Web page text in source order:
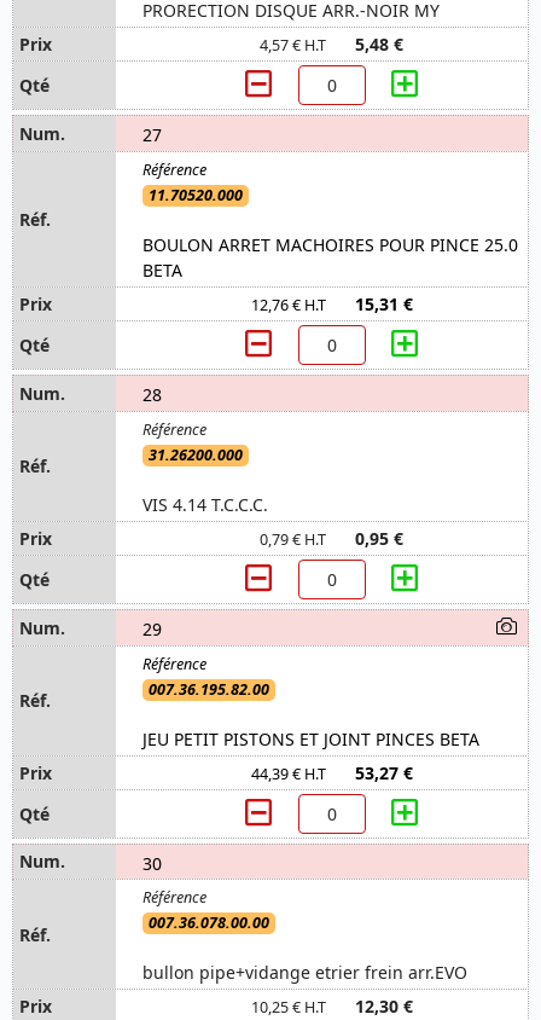
PRORECTION DISQUE ARR.-NOIR MY
4,57 € H.T 5,48 €
27
11.70520.000
BOULON ARRET MACHOIRES POUR PINCE 25.0
BETA
12,76 € H.T 15,31 €
28
31.26200.000
VIS 4.14 T.C.C.C.
0,79 € H.T 0,95 €
29
007.36.195.82.00
JEU PETIT PISTONS ET JOINT PINCES BETA
44,39 € H.T 53,27 €
30
007.36.078.00.00
bullon pipe+vidange etrier frein arr.EVO
10,25 € H.T 12,30 €